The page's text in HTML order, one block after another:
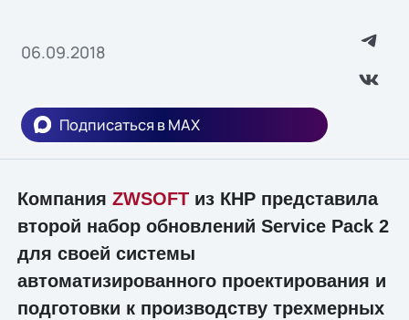
06.09.2018
Подписаться в MAX
Компания ZWSOFTиз КНР представила
второй набор обновлений Service Pack 2
для своей системы
автоматизированного проектирования и
подготовки к производству трехмерных